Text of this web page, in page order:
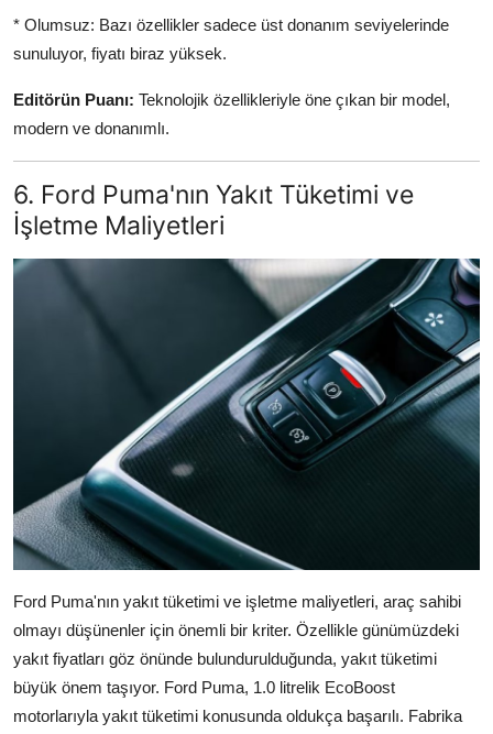
* Olumsuz: Bazı özellikler sadece üst donanım seviyelerinde
sunuluyor, fiyatı biraz yüksek.
Editörün Puanı: Teknolojik özellikleriyle öne çıkan bir model,
modern ve donanımlı.
6. Ford Puma'nın Yakıt Tüketimi ve
İşletme Maliyetleri
Ford Puma'nın yakıt tüketimi ve işletme maliyetleri, araç sahibi
olmayı düşünenler için önemli bir kriter. Özellikle günümüzdeki
yakıt fiyatları göz önünde bulundurulduğunda, yakıt tüketimi
büyük önem taşıyor. Ford Puma, 1.0 litrelik EcoBoost
motorlarıyla yakıt tüketimi konusunda oldukça başarılı. Fabrika